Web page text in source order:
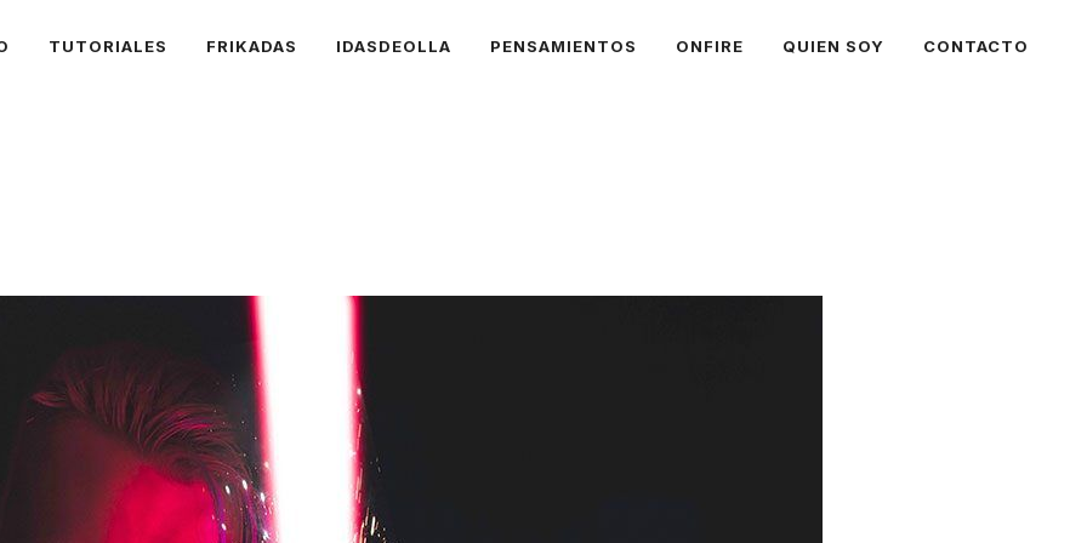
TUTORIALES FRIKADAS IDASDEOLLA PENSAMIENTOS ONFIRE QUIEN SOY CONTACTO